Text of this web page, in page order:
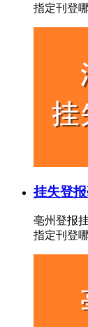
指定刊登
挂失登报
亳州登报
指定刊登